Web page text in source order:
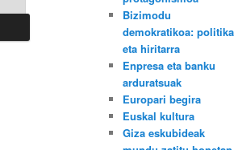
Bizimodu
demokratikoa: politika
eta hiritarra
Enpresa eta banku
arduratsuak
Europari begira
Euskal kultura
Giza eskubideak